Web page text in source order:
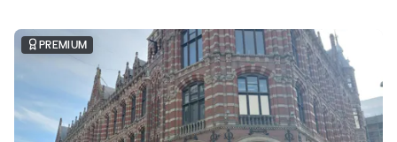
PREMIUM